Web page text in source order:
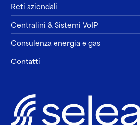
Reti aziendali
Centralini & Sistemi VoIP
Consulenza energia e gas
Contatti